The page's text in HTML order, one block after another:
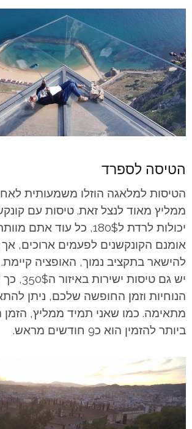
הטיסה לספרד
הטיסות למלאגה הוזלו משמעותית
ממליץ מאוד לנצל זאת. טיסות עם
יכולות לרדת ל180$, כל עוד
אומנם הקונקשנים לפעמים ארוכים,
להישאר בתקציב נמוך, האופציה
יש גם
הנוחיות וזמן החופשה שלכם, ניתן
מתאימה. כמו שאני תמיד ממליץ, הזמן
ביותר להזמין הוא כ9 חודשים מראש.